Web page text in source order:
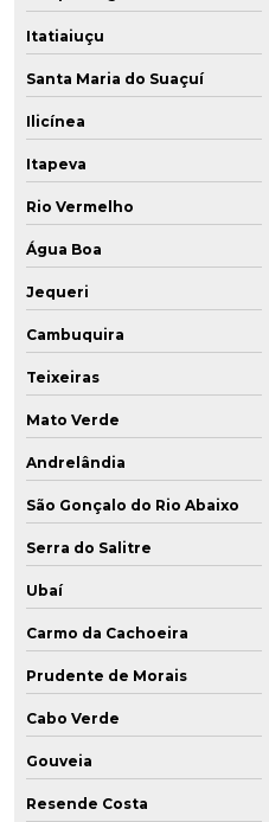
Itatiaiuçu
Santa Maria do Suaçuí
Ilicínea
Itapeva
Rio Vermelho
Água Boa
Jequeri
Cambuquira
Teixeiras
Mato Verde
Andrelândia
São Gonçalo do Rio Abaixo
Serra do Salitre
Ubaí
Carmo da Cachoeira
Prudente de Morais
Cabo Verde
Gouveia
Resende Costa